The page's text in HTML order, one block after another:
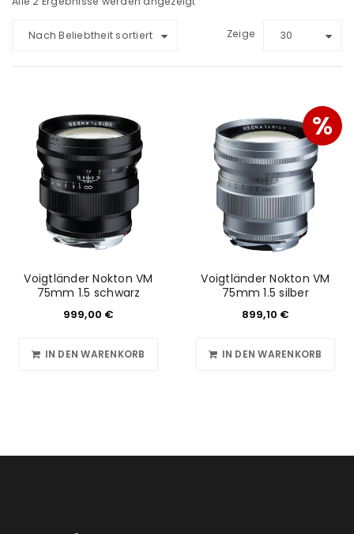
Nach Beliebtheit sortiert Zeige 30
Voigtländer Nokton VM
75mm 1.5 schwarz
999,00 €
IN DEN WARENKORB
%
Voigtländer Nokton VM
75mm 1.5 silber
899,10 €
IN DEN WARENKORB